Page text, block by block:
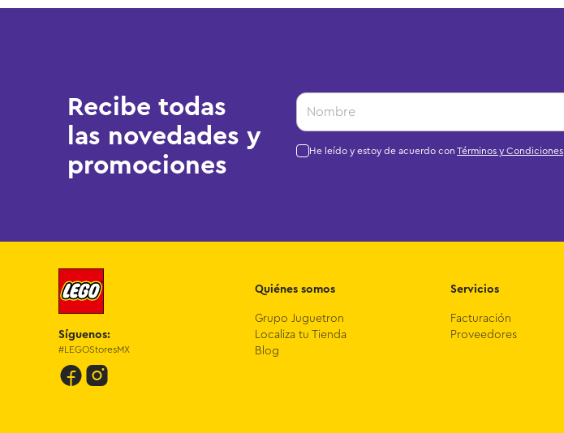
Recibe todas
las novedades y
promociones
He leído y estoy de acuerdo con Términos y Condiciones
Síguenos:
#LEGOStoresMX
Quiénes somos
Grupo Juguetron
Localiza tu Tienda
Blog
Servicios
Facturación
Proveedores